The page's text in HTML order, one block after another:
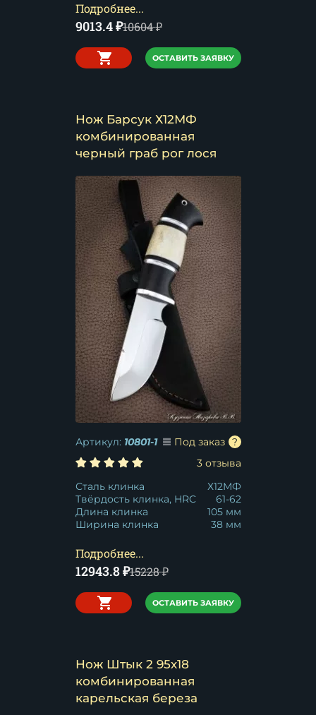
Подробнее...
9013.4₽10604₽
ОСТАВИТЬ ЗАЯВКУ
Нож Барсук Х12МФ
комбинированная
черный граб рог лося
Артикул: 10801-1
Под заказ
3 отзыва
Сталь клинка
Х12МФ
Твёрдость клинка, HRC
61-62
Длина клинка
105 мм
Ширина клинка
38 мм
Подробнее...
12943.8₽15228₽
ОСТАВИТЬ ЗАЯВКУ
Нож Штык 2 95х18
комбинированная
карельская береза